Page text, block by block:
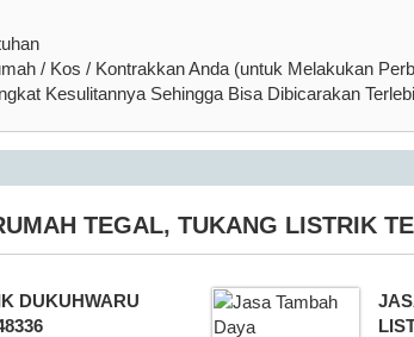
/ Kos / Kontrakkan Anda (untuk Melakukan
Kesulitannya Sehingga Bisa Dibicarakan
TEGAL, TUKANG LISTRIK
DUKUHWARU